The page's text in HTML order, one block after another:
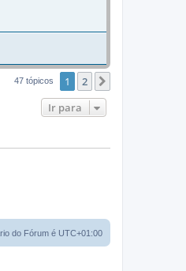
47 tópicos 1 2
Ir para
do Fórum é UTC+01:00